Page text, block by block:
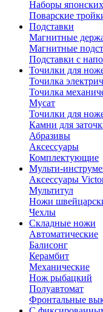
Наборы
Поварские
Подставки
Магнитные
Магнитные
Подставки с
Точилки для
Точилка
Точилка
Мусат
Точилки для
Камни для
Абразивы
Аксессуары
Комплектующие
Мульти-
Аксессуары
Мультитул
Ножи
Чехлы
Складные ножи
Автоматические
Балисонг
Керамбит
Механические
Нож рыбацкий
Полуавтомат
Фронтальные